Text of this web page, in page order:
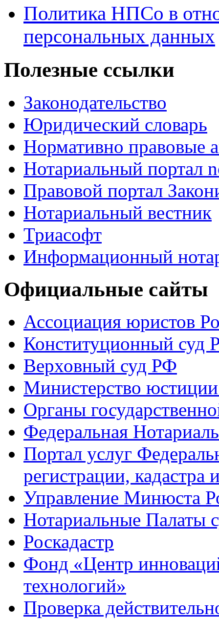
Политика НПСо в
персональных данных
Полезные ссылки
Законодательство
Юридический словарь
Нормативно правовые
Нотариальный портал
Правовой портал
Нотариальный вестник
Триасофт
Информационный
Официальные сайты
Ассоциация юристов
Конституционный суд
Верховный суд РФ
Министерство
Органы
Федеральная
Портал услуг
регистрации, кадастра
Управление Минюста
Нотариальные Палаты
Роскадастр
Фонд «Центр
технологий»
Проверка